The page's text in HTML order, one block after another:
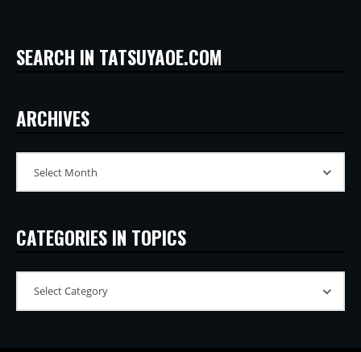
SEARCH IN TATSUYAOE.COM
ARCHIVES
CATEGORIES IN TOPICS